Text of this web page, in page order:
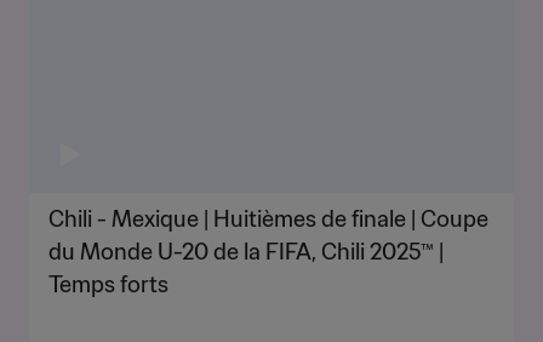
Chili - Mexique | Huitièmes de finale | Coupe
du Monde U-20 de la FIFA, Chili 2025™ |
Temps forts